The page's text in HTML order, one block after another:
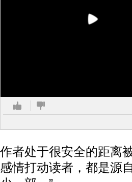
作者处于很安全的距离
感情打动读者，都是源